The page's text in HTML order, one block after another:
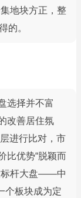
地块方正，整
的。
选择并不富
改善居住氛
进行比对，市
比优势“脱颖而
标杆大盘——中
个板块成为定